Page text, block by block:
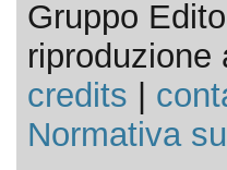
Gruppo
riproduzione
credits
Normativa